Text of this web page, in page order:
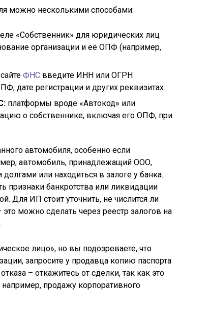
можно несколькими способами:
«Собственник» для юридических лиц
организации и её ОПФ (например,
ФНС введите ИНН или ОГРН
дате регистрации и других реквизитах.
платформы вроде «Автокод» или
о собственнике, включая его ОПФ, при
автомобиля, особенно если
автомобиль, принадлежащий ООО,
или находиться в залоге у банка.
банкротства или ликвидации
Для ИП стоит уточнить, не числится ли
это можно сделать через реестр залогов на
.
лицо», но вы подозреваете, что
запросите у продавца копию паспорта
– откажитесь от сделки, так как это
продажу корпоративного